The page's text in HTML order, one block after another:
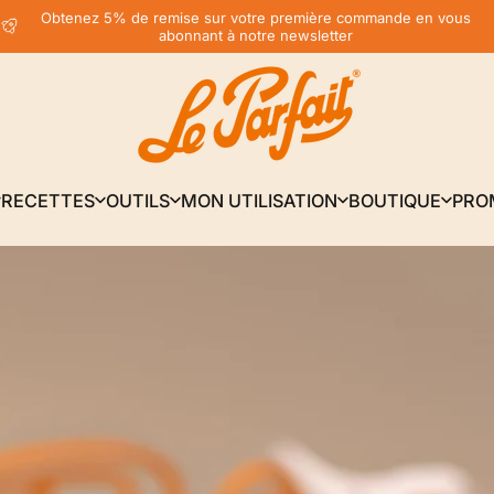
Obtenez 5% de remise sur votre première commande en vous
abonnant à notre newsletter
Diaporama Pause
LE PARFAIT® | BOUTIQUE OFFICIELLE
RECETTES
RECETTES
OUTILS
OUTILS
MON UTILISATION
MON UTILISATION
BOUTIQUE
BOUTIQUE